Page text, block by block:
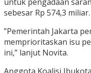
sebesar Rp 574,3 miliar.
”Pemerintah Jakarta
memprioritaskan isu
ini,” lanjut Novita.